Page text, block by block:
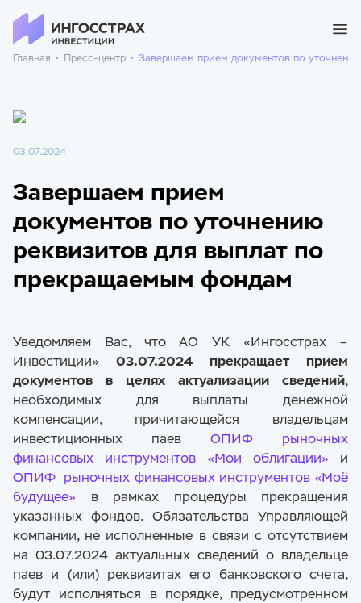
Главная Пресс-центр Завершаем прием документов по
03.07.2024
Завершаем прием
документов по уточнению
реквизитов для выплат по
прекращаемым фондам
Уведомляем Вас, что АО УК «Ингосстрах –
Инвестиции» 03.07.2024 прекращает прием
документов в целях актуализации сведений,
необходимых для выплаты денежной
компенсации, причитающейся владельцам
инвестиционных паев ОПИФ рыночных
финансовых инструментов «Мои облигации» и
ОПИФ рыночных финансовых инструментов «Моё
будущее» в рамках процедуры прекращения
указанных фондов. Обязательства Управляющей
компании, не исполненные в связи с отсутствием
на 03.07.2024 актуальных сведений о владельце
паев и (или) реквизитах его банковского счета,
будут исполняться в порядке, предусмотренном